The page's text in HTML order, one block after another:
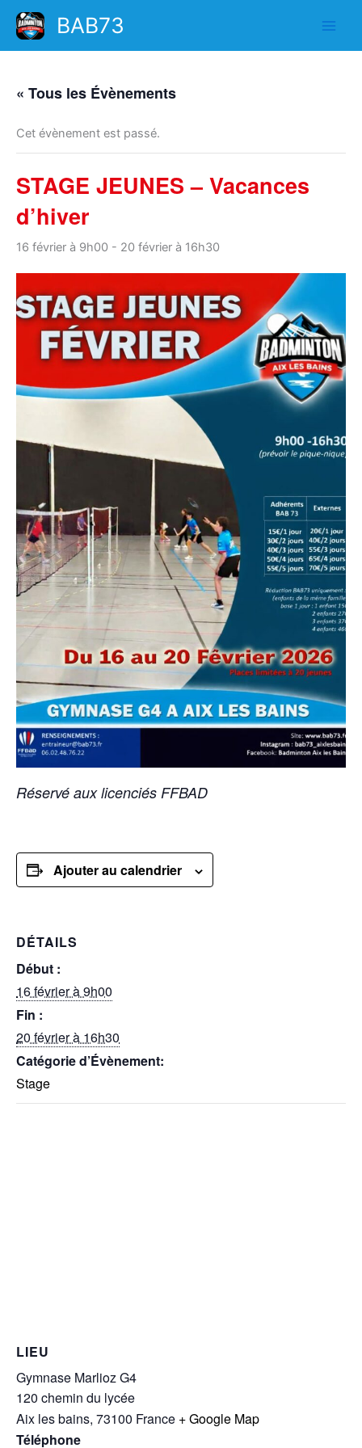
Aller
contenu
BAB73
« Tous les Évènements
Cet évènement est passé.
STAGE JEUNES – Vacances
d’hiver
16 février à 9h00 - 20 février à 16h30
Réservé aux licenciés FFBAD
Ajouter au calendrier
DÉTAILS
Début :
16 février à 9h00
Fin :
20 février à 16h30
Catégorie d’Évènement:
Stage
LIEU
Gymnase Marlioz G4
120 chemin du lycée
Aix les bains, 73100 France + Google Map
Téléphone